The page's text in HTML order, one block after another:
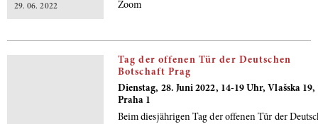
29. 06. 2022
Zoom
Tag der offenen Tür der Deutschen
Botschaft Prag
Dienstag, 28. Juni 2022, 14-19 Uhr, Vlašska 19,
Praha 1
Beim diesjährigen Tag der offenen Tür der